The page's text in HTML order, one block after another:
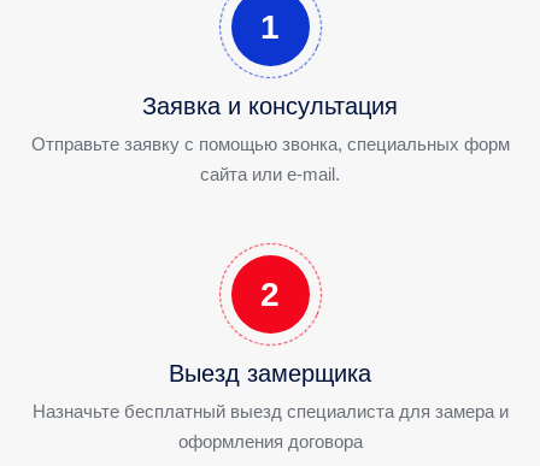
1
Заявка и консультация
Отправьте заявку с помощью звонка, специальных форм
сайта или e-mail.
2
Выезд замерщика
Назначьте бесплатный выезд специалиста для замера и
оформления договора